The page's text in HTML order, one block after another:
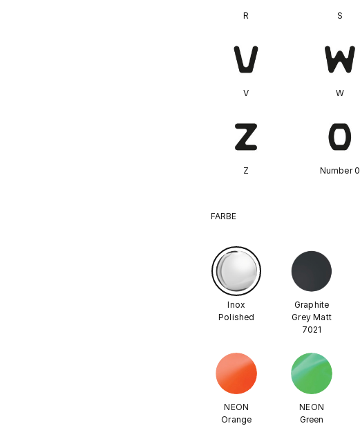
R S
V W
Z Number 0
FARBE
Inox
Polished
Graphite
Grey Matt
7021
NEON
Orange
NEON
Green